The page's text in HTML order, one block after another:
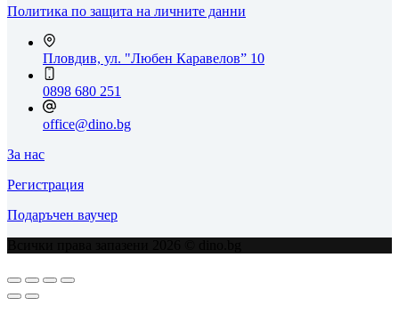
Политика по защита на личните данни
Пловдив, ул. "Любен Каравелов” 10
0898 680 251
office@dino.bg
За нас
Регистрация
Подаръчен ваучер